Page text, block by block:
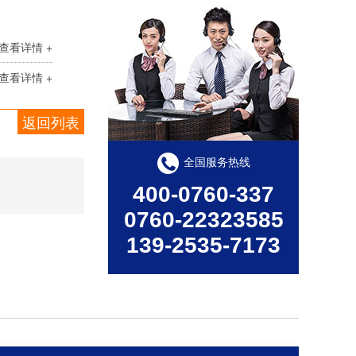
看详情 +
看详情 +
返回列表 线条灯LXT-C12
全国服务热线
400-0760-337
0760-22323585
139-2535-7173